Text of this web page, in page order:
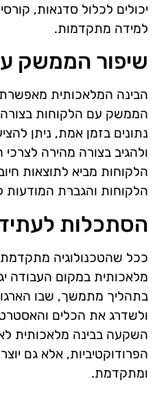
יכולים לכלול סדנאות,
למידה מתקדמות.
שיפור הממשק
הבינה המלאכותית
הממשק עם הלקוחות בצורה
נתונים בזמן אמת, ניתן
ולהגיב בצורה מהירה
הלקוחות מביא לתוצאות
הלקוחות והגברת המודעות
הסתכלות
ככל שהטכנולוגיה
מלאכותית במקום העבודה
בתהליך מתמשך, שבו
ולשדרג את הכלים
השקעה בבינה מלאכותית
הפרודוקטיביות, אלא גם
ומתקדמת.